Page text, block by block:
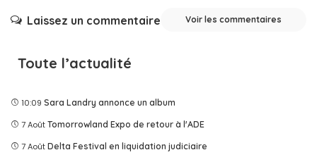
Laissez un commentaire Voir les commentaires
Toute l’actualité
10:09 Sara Landry annonce un album
7 Août Tomorrowland Expo de retour à l'ADE
7 Août Delta Festival en liquidation judiciaire